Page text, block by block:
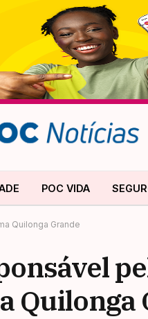
POC VIDA
Quilonga Grande
Quilonga